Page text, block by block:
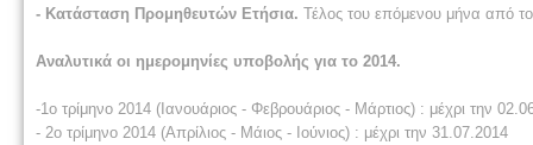
- Κατάσταση Προμηθευτών Ετήσια. Τέλος του επόμενου μήνα από
Αναλυτικά οι ημερομηνίες υποβολής για το 2014.
-1ο τρίμηνο 2014 (Ιανουάριος - Φεβρουάριος - Μάρτιος) : μέχρι την
- 2ο τρίμηνο 2014 (Απρίλιος - Μάιος - Ιούνιος) : μέχρι την 31.07.2014